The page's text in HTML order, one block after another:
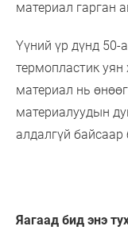
материал гарган
Үүний үр дүнд 50-
термопластик уян
материал нь
материалуудын
алдалгүй
Яагаад бид энэ